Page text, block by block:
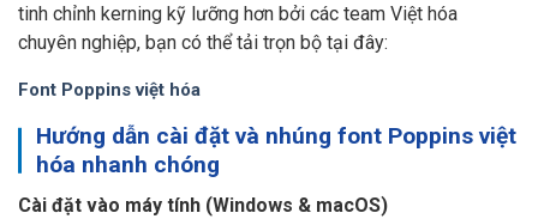
tinh chỉnh kerning kỹ lưỡng hơn bởi các team Việt hóa
chuyên nghiệp, bạn có thể tải trọn bộ tại đây:
Font Poppins việt hóa
Hướng dẫn cài đặt và nhúng font Poppins việt
hóa nhanh chóng
Cài đặt vào máy tính (Windows & macOS)